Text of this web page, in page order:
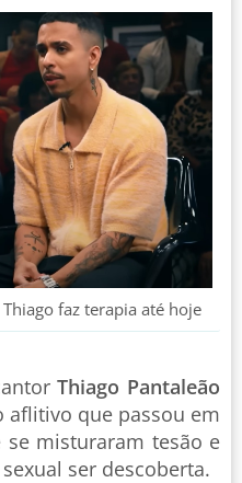
faz terapia até hoje
Thiago Pantaleão
que passou em
misturaram tesão e
ser descoberta.